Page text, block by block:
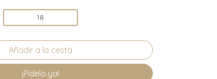
18
¡Pídelo ya!